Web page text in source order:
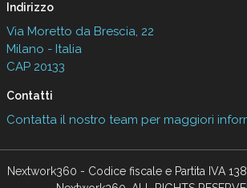
Indirizzo
Via Moretto da Brescia, 22
Milano - Italia
CAP 20133
Contatti
Contatta il nostro team per maggiori
Nextwork360 - Codice fiscale e Partita IVA